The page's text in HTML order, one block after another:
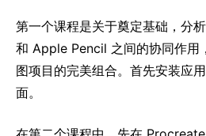
第一个课程是关于奠定基础，分
和 Apple Pencil 之间的协同作用
图项目的完美组合。首先安装应
面。